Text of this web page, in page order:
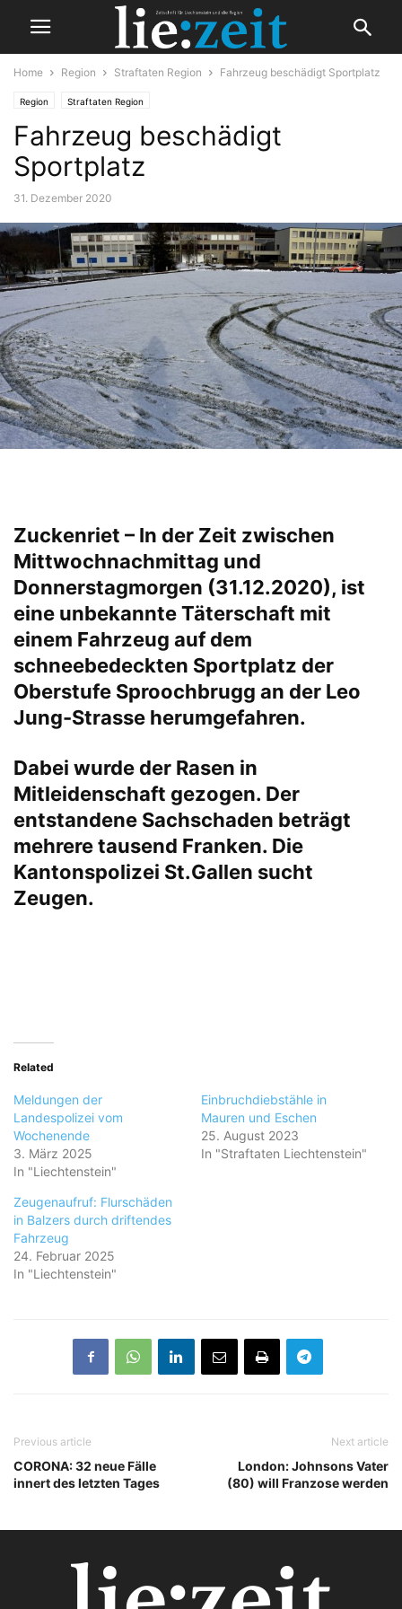
Home Region Straftaten Region Fahrzeug beschädigt Sportplatz
Region Straftaten Region
Fahrzeug beschädigt
Sportplatz
31. Dezember 2020
Zuckenriet – In der Zeit zwischen
Mittwochnachmittag und
Donnerstagmorgen (31.12.2020), ist
eine unbekannte Täterschaft mit
einem Fahrzeug auf dem
schneebedeckten Sportplatz der
Oberstufe Sproochbrugg an der Leo
Jung-Strasse herumgefahren.
Dabei wurde der Rasen in
Mitleidenschaft gezogen. Der
entstandene Sachschaden beträgt
mehrere tausend Franken. Die
Kantonspolizei St.Gallen sucht
Zeugen.
Related
Meldungen der
Landespolizei vom
Wochenende
3. März 2025
In "Liechtenstein"
Einbruchdiebstähle in
Mauren und Eschen
25. August 2023
In "Straftaten Liechtenstein"
Zeugenaufruf: Flurschäden
in Balzers durch driftendes
Fahrzeug
24. Februar 2025
In "Liechtenstein"
Previous article
CORONA: 32 neue Fälle
innert des letzten Tages
Next article
London: Johnsons Vater
(80) will Franzose werden